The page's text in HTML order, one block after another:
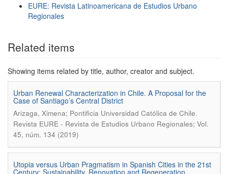
EURE: Revista Latinoamericana de Estudios Urbano
Regionales
Related items
Showing items related by title, author, creator and subject.
Urban Renewal Characterization in Chile. A Proposal for the
Case of Santiago’s Central District
Arizaga, Ximena; Pontificia Universidad Católica de Chile.
Revista EURE - Revista de Estudios Urbano Regionales; Vol.
45, núm. 134 (2019)
Utopia versus Urban Pragmatism in Spanish Cities in the 21st
Century: Sustainability, Renovation and Regeneration